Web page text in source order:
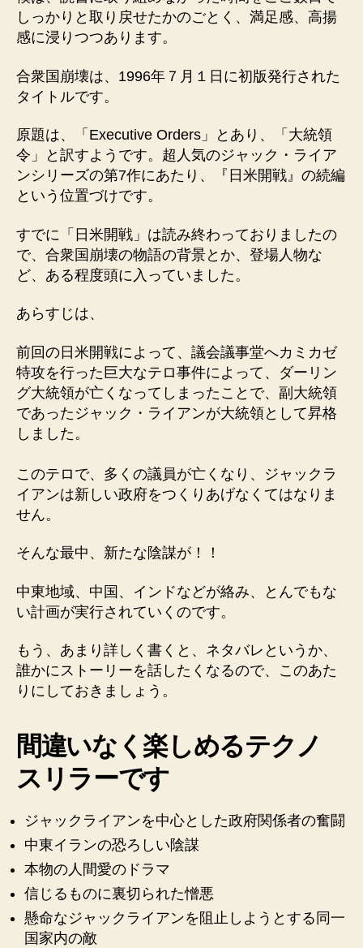
しっかりと取り戻せたかのごとく、満足感、高揚
感に浸りつつあります。
合衆国崩壊は、1996年７月１日に初版発行された
タイトルです。
原題は、「Executive Orders」とあり、「大統領
令」と訳すようです。超人気のジャック・ライア
ンシリーズの第7作にあたり、『日米開戦』の続編
という位置づけです。
すでに「日米開戦」は読み終わっておりましたの
で、合衆国崩壊の物語の背景とか、登場人物な
ど、ある程度頭に入っていました。
あらすじは、
前回の日米開戦によって、議会議事堂へカミカゼ
特攻を行った巨大なテロ事件によって、ダーリン
グ大統領が亡くなってしまったことで、副大統領
であったジャック・ライアンが大統領として昇格
しました。
このテロで、多くの議員が亡くなり、ジャックラ
イアンは新しい政府をつくりあげなくてはなりま
せん。
そんな最中、新たな陰謀が！！
中東地域、中国、インドなどが絡み、とんでもな
い計画が実行されていくのです。
もう、あまり詳しく書くと、ネタバレというか、
誰かにストーリーを話したくなるので、このあた
りにしておきましょう。
間違いなく楽しめるテクノ
スリラーです
ジャックライアンを中心とした政府関係者の奮闘
中東イランの恐ろしい陰謀
本物の人間愛のドラマ
信じるものに裏切られた憎悪
懸命なジャックライアンを阻止しようとする同一
国家内の敵